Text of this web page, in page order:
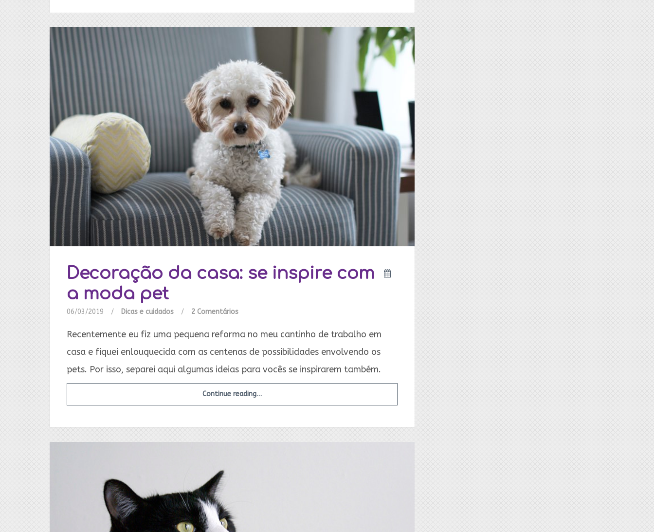
Decoração da casa: se inspire com
a moda pet
06/03/2019 / Dicas e cuidados / 2 Comentários
Recentemente eu fiz uma pequena reforma no meu cantinho de trabalho em
casa e fiquei enlouquecida com as centenas de possibilidades envolvendo os
pets. Por isso, separei aqui algumas ideias para vocês se inspirarem também.
Continue reading…